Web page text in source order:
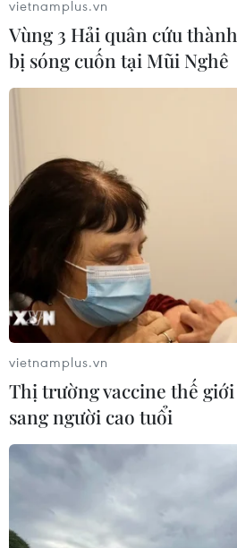
vietnamplus.vn
Vùng 3 Hải quân cứu
bị sóng cuốn tại Mũi Nghê
vietnamplus.vn
Thị trường vaccine thế
sang người cao tuổi